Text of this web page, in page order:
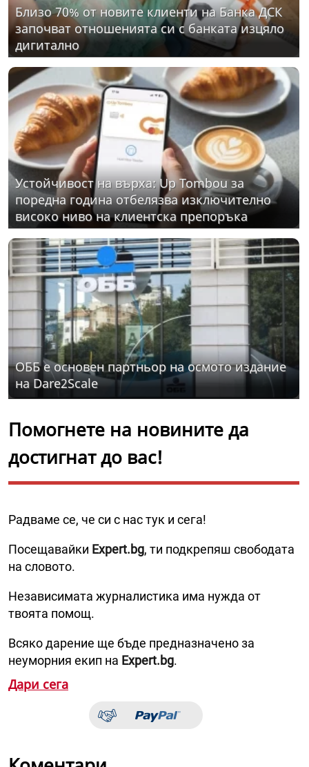
Близо 70% от новите клиенти на Банка ДСК
започват отношенията си с банката изцяло
дигитално
Устойчивост на върха: Up Tombou за
поредна година отбелязва изключително
високо ниво на клиентска препоръка
ОББ е основен партньор на осмото издание
на Dare2Scale
Помогнете на новините да
достигнат до вас!
Радваме се, че си с нас тук и сега!
Посещавайки Expert.bg, ти подкрепяш свободата
на словото.
Независимата журналистика има нужда от
твоята помощ.
Всяко дарение ще бъде предназначено за
неуморния екип на Expert.bg.
Дари сега